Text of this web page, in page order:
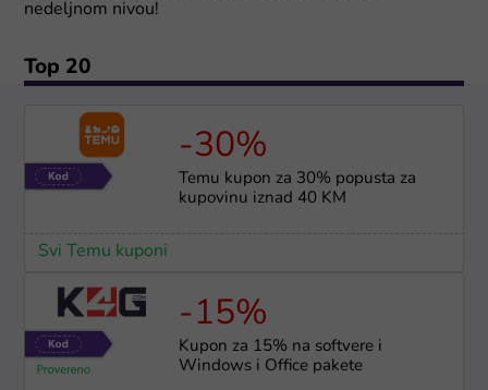
nedeljnom nivou!
Top 20
-30%
Temu kupon za 30% popusta za
kupovinu iznad 40 KM
Svi Temu kuponi
-15%
Kupon za 15% na softvere i
Windows i Office pakete